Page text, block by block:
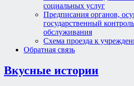
социальных услуг
Предписания органов,
государственный
обслуживания
Схема проезда к
Обратная связь
Вкусные истории